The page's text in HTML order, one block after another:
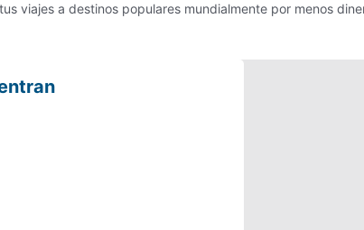
viajes a destinos populares mundialmente por menos